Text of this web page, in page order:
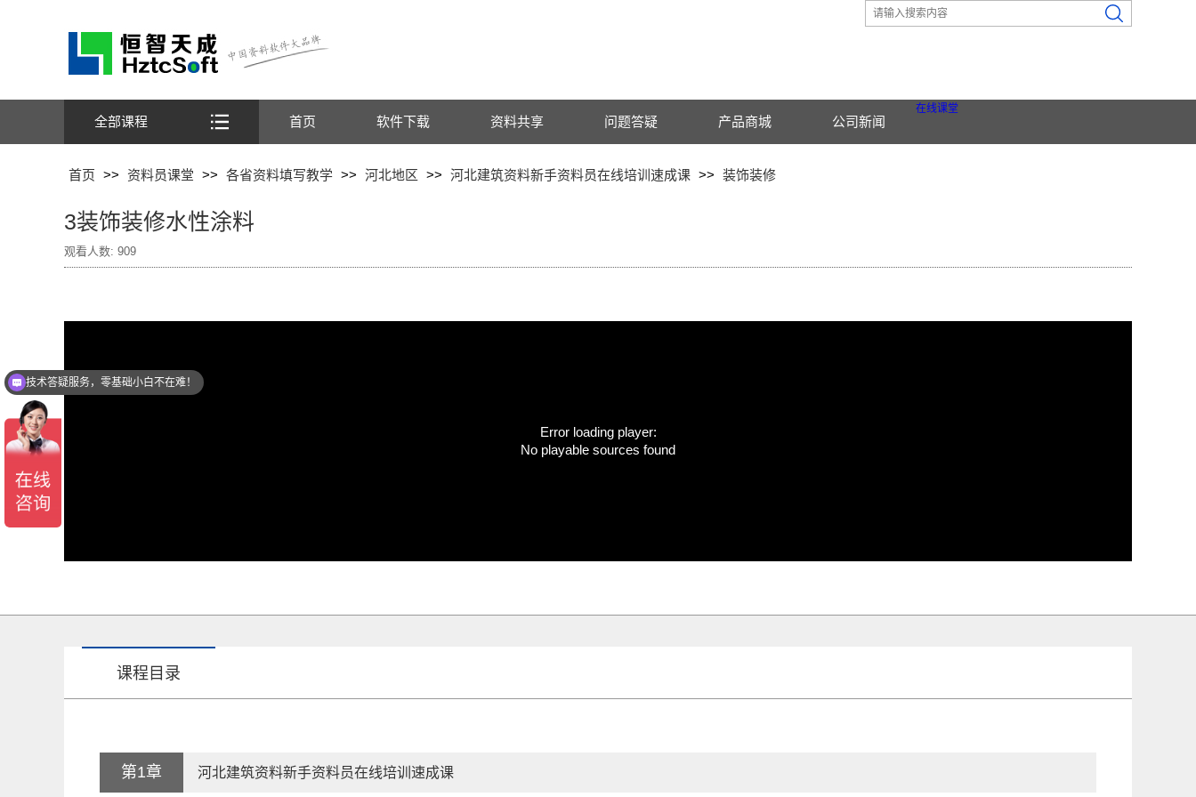
全部课程 首页 软件下载
在线课堂
资料共享 问题答疑 产品商城 公司新闻
首页 >> 资料员课堂 >> 各省资料填写教学 >> 河北地区 >> 河北建筑资料新手资料员在线培训速成课 >> 装饰装修
3装饰装修水性涂料
观看人数: 909
Error loading player:
No playable sources found
课程目录
第1章 河北建筑资料新手资料员在线培训速成课
技术答疑服务，零基础小白不在难！